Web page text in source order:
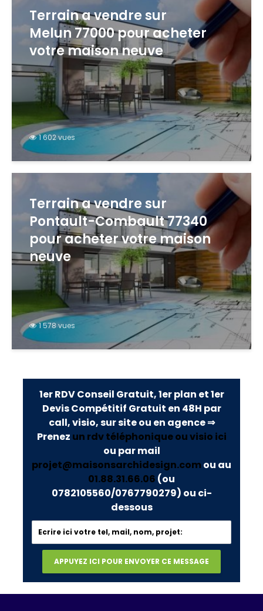
Terrain a vendre sur
Melun 77000 pour acheter
votre maison neuve
1 602 vues
Terrain a vendre sur
Pontault-Combault 77340
pour acheter votre maison
neuve
1 578 vues
1er RDV Conseil Gratuit, 1er plan et 1er
Devis Compétitif Gratuit en 48H par
call, visio, sur site ou en agence ⇒
Prenez un rdv téléphonique ou visio ici
ou par mail
projet@maisonsarchidesign.com ou au
01.88.31.66.06 (ou
0782105560/0767790279) ou ci-
dessous